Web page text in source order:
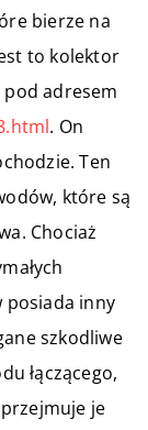
bierze na
to kolektor
adresem
. On
Ten
które są
Chociaż
posiada inny
szkodliwe
łączącego,
je